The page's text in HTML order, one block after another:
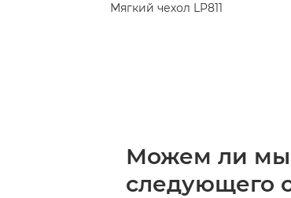
Мягкий чехол LP811
Можем ли мы
следующего